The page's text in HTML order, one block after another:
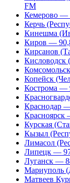
FM
Кемерово —
Керчь
Кинешма
Киров —
Кирсанов
Кисловодск
Копейск
Кострома —
Краснодар
Красноярск
Курская
Кызыл
Лимасол
Липецк —
Луганск —
Мариуполь
Матвеев